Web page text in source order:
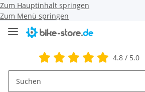
Zum Hauptinhalt springen
Zum Menü springen
4.8 / 5.0